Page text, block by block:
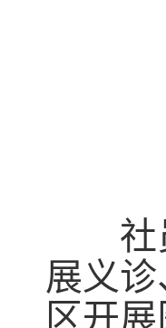
社
展义
区开